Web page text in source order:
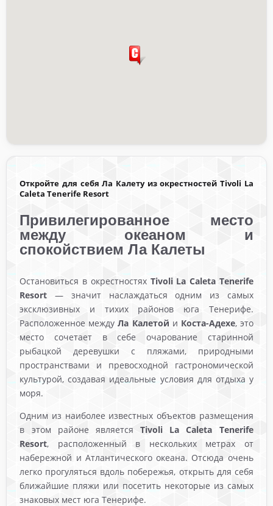
Откройте для себя Ла Калету из окрестностей Tivoli La
Caleta Tenerife Resort
Привилегированное место
между океаном и
спокойствием Ла Калеты
Остановиться в окрестностях Tivoli La Caleta Tenerife
Resort — значит наслаждаться одним из самых
эксклюзивных и тихих районов юга Тенерифе.
Расположенное междуЛа Калетой и Коста-Адехе, это
место сочетает в себе очарование старинной
рыбацкой деревушки с пляжами, природными
пространствами и превосходной гастрономической
культурой, создавая идеальные условия для отдыха у
моря.
Одним из наиболее известных объектов размещения
в этом районе являетсяTivoli La Caleta Tenerife
Resort, расположенный в нескольких метрах от
набережной и Атлантического океана. Отсюда очень
легко прогуляться вдоль побережья, открыть для себя
ближайшие пляжи или посетить некоторые из самых
знаковых мест юга Тенерифе.